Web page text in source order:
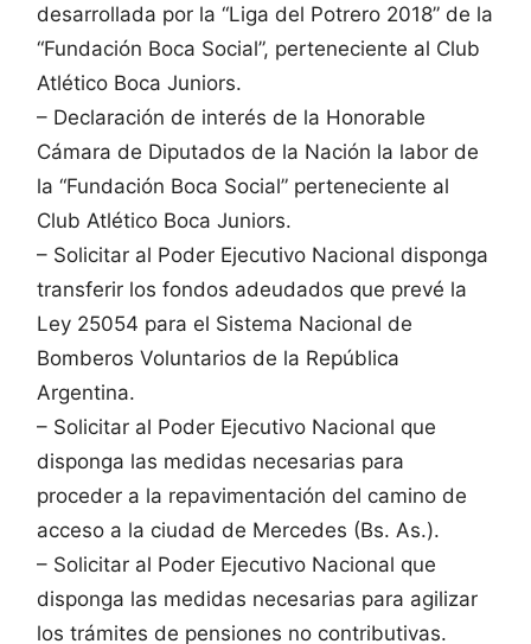
desarrollada por la “Liga del Potrero 2018” de la
“Fundación Boca Social”, perteneciente al Club
Atlético Boca Juniors.
– Declaración de interés de la Honorable
Cámara de Diputados de la Nación la labor de
la “Fundación Boca Social” perteneciente al
Club Atlético Boca Juniors.
– Solicitar al Poder Ejecutivo Nacional disponga
transferir los fondos adeudados que prevé la
Ley 25054 para el Sistema Nacional de
Bomberos Voluntarios de la República
Argentina.
– Solicitar al Poder Ejecutivo Nacional que
disponga las medidas necesarias para
proceder a la repavimentación del camino de
acceso a la ciudad de Mercedes (Bs. As.).
– Solicitar al Poder Ejecutivo Nacional que
disponga las medidas necesarias para agilizar
los trámites de pensiones no contributivas.